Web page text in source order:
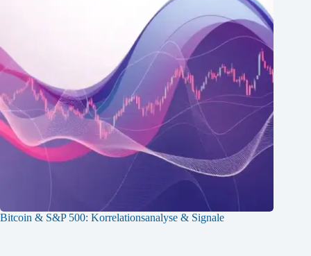
Bitcoin & S&P 500: Korrelationsanalyse & Signale